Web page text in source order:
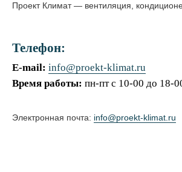
Проект Климат — вентиляция,
Телефон:
E-mail: info@proekt-klimat.ru
Время работы: пн-пт с 10-00 до 18-
Электронная почта: info@proekt-klimat.ru